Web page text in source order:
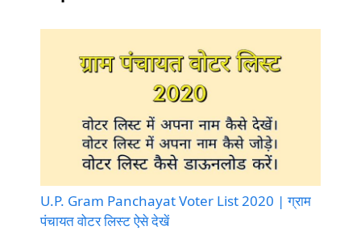
U.P. Gram Panchayat Voter List 2020 | ग्राम
पंचायत वोटर लिस्ट ऐसे देखें